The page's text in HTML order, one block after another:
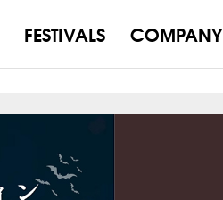
FESTIVALS COMPANY